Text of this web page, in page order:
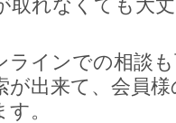
取れなくても大丈
ラインでの相談
が出来て、会員
。